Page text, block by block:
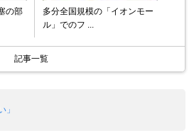
の部
多分全国規模の「イオンモー
ル」でのフ ...
記事一覧
」